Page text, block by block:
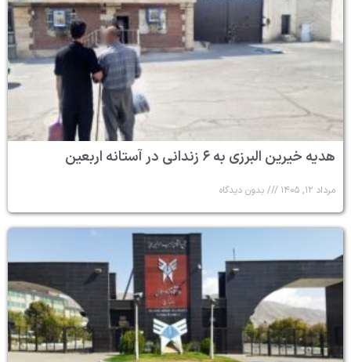
هدیه خیرین البرزی به ۶ زندانی در آستانه اربعین
مرداد ۱۲, ۱۴۰۵ بدون دیدگاه